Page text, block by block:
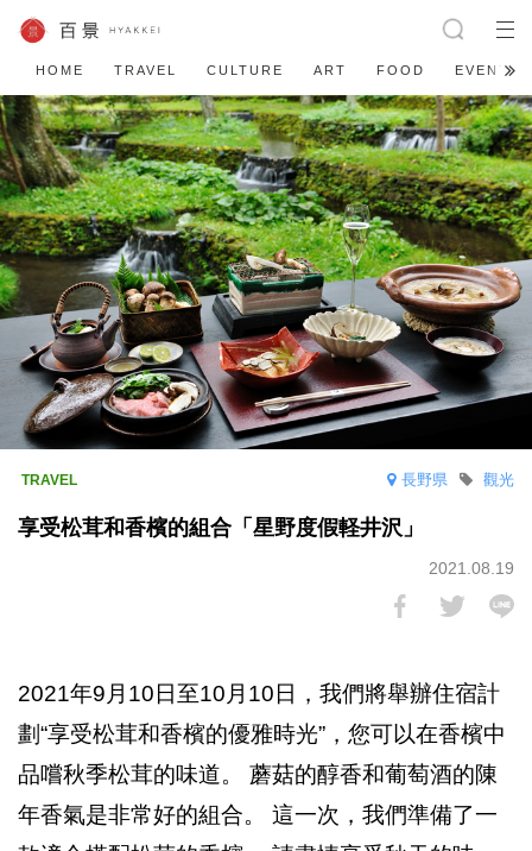
HOME TRAVEL CULTURE ART FOOD EVENT
長野県 觀光
享受松茸和香檳的組合「星野度假軽井沢」
2021.08.19
2021年9月10日至10月10日，我們將舉辦住宿計
劃“享受松茸和香檳的優雅時光”，您可以在香檳中
品嚐秋季松茸的味道。 蘑菇的醇香和葡萄酒的陳
年香氣是非常好的組合。 這一次，我們準備了一